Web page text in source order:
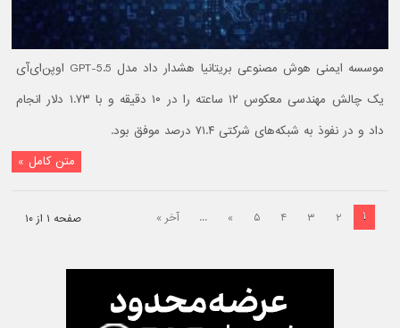
موسسه ایمنی هوش مصنوعی بریتانیا هشدار داد مدل GPT-5.5 اوپن‌ای‌آی
یک چالش مهندسی معکوس ۱۲ ساعته را در ۱۰ دقیقه و با ۱.۷۳ دلار انجام
داد و در نفوذ به شبکه‌های شرکتی ۷۱.۴ درصد موفق بود.
متن کامل »
صفحه ۱ از ۱۰ ۱ ۲ ۳ ۴ ۵ »
... آخر »